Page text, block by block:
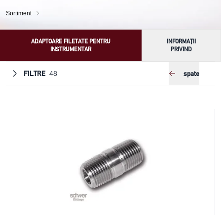
Sortiment
ADAPTOARE FILETATE PENTRU
INSTRUMENTAR
INFORMAȚII
PRIVIND
FILTRE 48 spate